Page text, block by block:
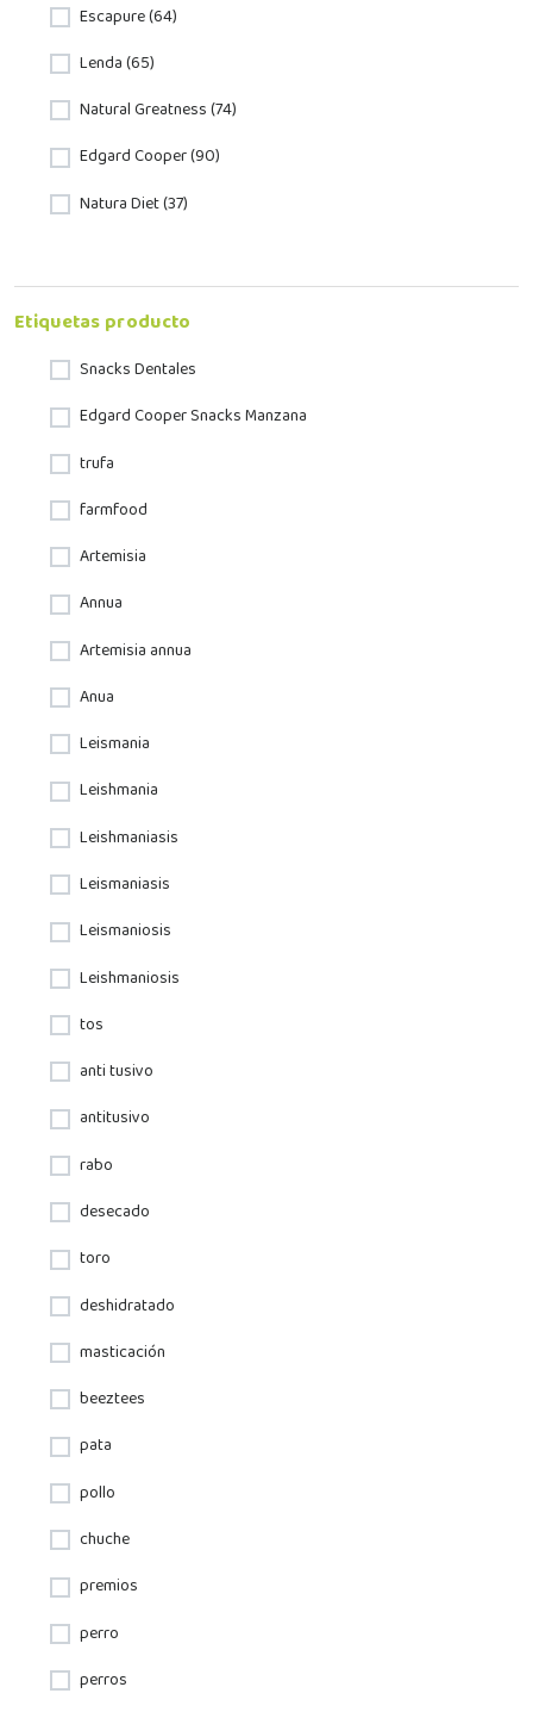
Escapure (64)
Lenda (65)
Natural Greatness (74)
Edgard Cooper (90)
Natura Diet (37)
Etiquetas producto
Snacks Dentales
Edgard Cooper Snacks Manzana
trufa
farmfood
Artemisia
Annua
Artemisia annua
Anua
Leismania
Leishmania
Leishmaniasis
Leismaniasis
Leismaniosis
Leishmaniosis
tos
anti tusivo
antitusivo
rabo
desecado
toro
deshidratado
masticación
beeztees
pata
pollo
chuche
premios
perro
perros